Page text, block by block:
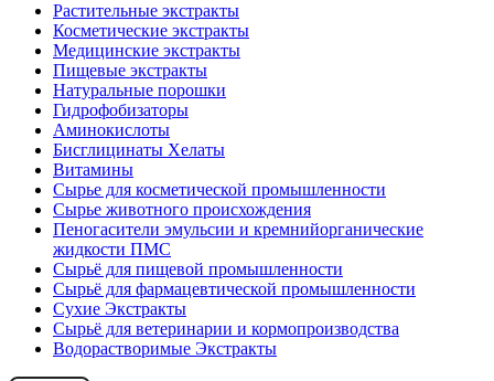
Растительные экстракты
Косметические экстракты
Медицинские экстракты
Пищевые экстракты
Натуральные порошки
Гидрофобизаторы
Аминокислоты
Бисглицинаты Хелаты
Витамины
Сырье для косметической промышленности
Сырье животного происхождения
Пеногасители эмульсии и кремнийорганические
жидкости ПМС
Сырьё для пищевой промышленности
Сырьё для фармацевтической промышленности
Сухие Экстракты
Сырьё для ветеринарии и кормопроизводства
Водорастворимые Экстракты